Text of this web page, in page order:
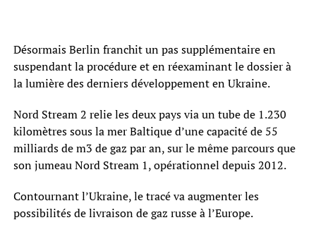
Désormais Berlin franchit un pas supplémentaire en
suspendant la procédure et en réexaminant le dossier à
la lumière des derniers développement en Ukraine.
Nord Stream 2 relie les deux pays via un tube de 1.230
kilomètres sous la mer Baltique d’une capacité de 55
milliards de m3 de gaz par an, sur le même parcours que
son jumeau Nord Stream 1, opérationnel depuis 2012.
Contournant l’Ukraine, le tracé va augmenter les
possibilités de livraison de gaz russe à l’Europe.